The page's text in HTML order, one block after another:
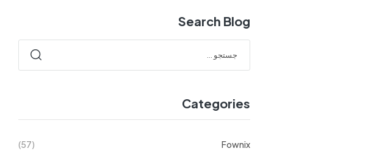
Search Blog
Categories
Fownix
(57)